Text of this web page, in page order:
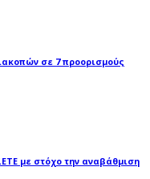
σε 7 προορισμούς
με στόχο την αναβάθμιση